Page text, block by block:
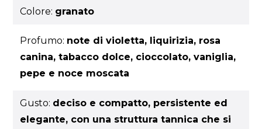
Colore: granato
Profumo: note di violetta, liquirizia, rosa
canina, tabacco dolce, cioccolato, vaniglia,
pepe e noce moscata
Gusto: deciso e compatto, persistente ed
elegante, con una struttura tannica che si